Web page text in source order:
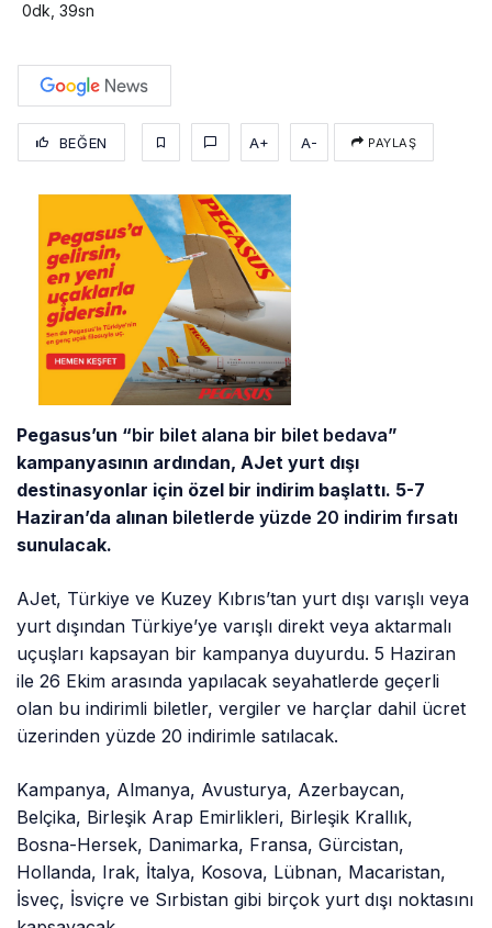
0dk, 39sn
BEĞEN A+ A- PAYLAŞ
Pegasus’un “bir bilet alana bir bilet bedava”
kampanyasının ardından, AJet yurt dışı
destinasyonlar için özel bir indirim başlattı. 5-7
Haziran’da alınan biletlerde yüzde 20 indirim fırsatı
sunulacak.
AJet, Türkiye ve Kuzey Kıbrıs’tan yurt dışı varışlı veya
yurt dışından Türkiye’ye varışlı direkt veya aktarmalı
uçuşları kapsayan bir kampanya duyurdu. 5 Haziran
ile 26 Ekim arasında yapılacak seyahatlerde geçerli
olan bu indirimli biletler, vergiler ve harçlar dahil ücret
üzerinden yüzde 20 indirimle satılacak.
Kampanya, Almanya, Avusturya, Azerbaycan,
Belçika, Birleşik Arap Emirlikleri, Birleşik Krallık,
Bosna-Hersek, Danimarka, Fransa, Gürcistan,
Hollanda, Irak, İtalya, Kosova, Lübnan, Macaristan,
İsveç, İsviçre ve Sırbistan gibi birçok yurt dışı noktasını